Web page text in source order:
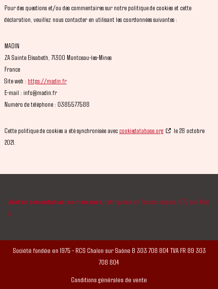
Pour des questions et/ou des commentaires sur notre politique de cookies et cette
déclaration, veuillez nous contacter en utilisant les coordonnées suivantes :
MADIN
ZA Sainte Elisabeth, 71300 Montceau-les-Mines
France
Site web : https://madin.fr
E-mail : info@madin.fr
Numéro de téléphone : 0385577588
Cette politique de cookies a été synchronisée avec cookiedatabase.org
le 28 octobre
2021.
Jantes démontables, sur-mesure , fabriquées en France depuis 1975 par Mad
In.
Société fondée en 1975 - RCS Chalon sur Saône B 303 708 804 TVA FR 89 303
708 804
Conditions générales de vente